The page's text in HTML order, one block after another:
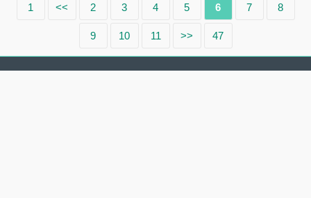
1 << 2 3 4 5 6 7 8
9 10 11 >> 47